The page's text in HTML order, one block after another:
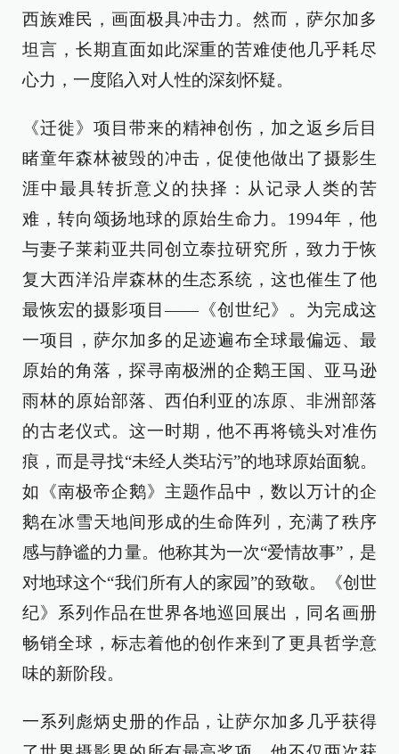
西族难民，画面极具冲击力。然而，萨尔加多
坦言，长期直面如此深重的苦难使他几乎耗尽
心力，一度陷入对人性的深刻怀疑。
《迁徙》项目带来的精神创伤，加之返乡后目
睹童年森林被毁的冲击，促使他做出了摄影生
涯中最具转折意义的抉择：从记录人类的苦
难，转向颂扬地球的原始生命力。1994年，他
与妻子莱莉亚共同创立泰拉研究所，致力于恢
复大西洋沿岸森林的生态系统，这也催生了他
最恢宏的摄影项目——《创世纪》。为完成这
一项目，萨尔加多的足迹遍布全球最偏远、最
原始的角落，探寻南极洲的企鹅王国、亚马逊
雨林的原始部落、西伯利亚的冻原、非洲部落
的古老仪式。这一时期，他不再将镜头对准伤
痕，而是寻找“未经人类玷污”的地球原始面貌。
如《南极帝企鹅》主题作品中，数以万计的企
鹅在冰雪天地间形成的生命阵列，充满了秩序
感与静谧的力量。他称其为一次“爱情故事”，是
对地球这个“我们所有人的家园”的致敬。《创世
纪》系列作品在世界各地巡回展出，同名画册
畅销全球，标志着他的创作来到了更具哲学意
味的新阶段。
一系列彪炳史册的作品，让萨尔加多几乎获得